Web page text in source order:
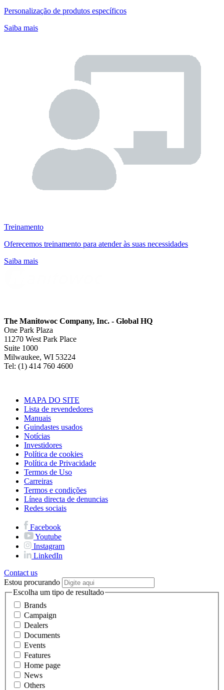
Personalização de produtos específicos
Saiba mais
Treinamento
Oferecemos treinamento para atender às suas necessidades
Saiba mais
The Manitowoc Company, Inc. - Global HQ
One Park Plaza
11270 West Park Place
Suite 1000
Milwaukee, WI 53224
Tel: (1) 414 760 4600
MAPA DO SITE
Lista de revendedores
Manuais
Guindastes usados
Notícias
Investidores
Política de cookies
Política de Privacidade
Termos de Uso
Carreiras
Termos e condições
Línea directa de denuncias
Redes sociais
Facebook
Youtube
Instagram
LinkedIn
Contact us
Estou procurando
Escolha um tipo de resultado
Brands
Campaign
Dealers
Documents
Events
Features
Home page
News
Others